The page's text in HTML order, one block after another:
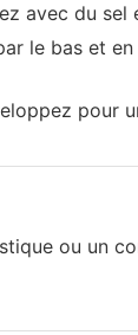
avec du sel
le bas et
pour
ou un